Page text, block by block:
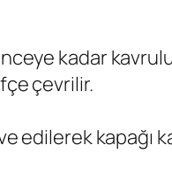
kadar
çevrilir.
kapağı